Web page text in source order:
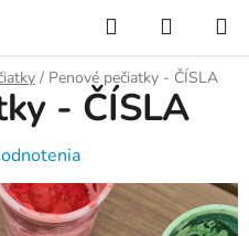
Hľadať
KOŠÍK
/ Penové pečiatky - ČÍSLA
- ČÍSLA